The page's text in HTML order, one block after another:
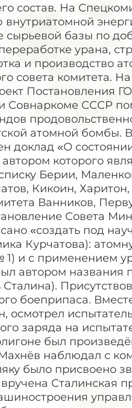
состав. На
сырьевой базы по
урана,
и производство
совета комитета.
Постановления
Совнаркоме СССР
атомной бомбы.
доклад «О
которого
Берии,
Кикоин,
Ванников,
Совета
«создать под
Курчатова):
и с применением
автором названия
боеприпаса.
осмотрел
заряда на
был
наблюдал с
было присвоено
Сталинская